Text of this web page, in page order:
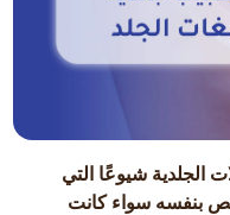
الجلدية شيوعًا التي
بنفسه سواء كانت